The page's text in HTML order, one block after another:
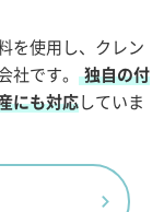
を使用し、クレン
です。
独自の付
にも対応していま